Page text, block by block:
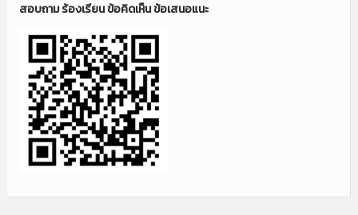
สอบถาม ร้องเรียน ข้อคิดเห็น ข้อเสนอแนะ